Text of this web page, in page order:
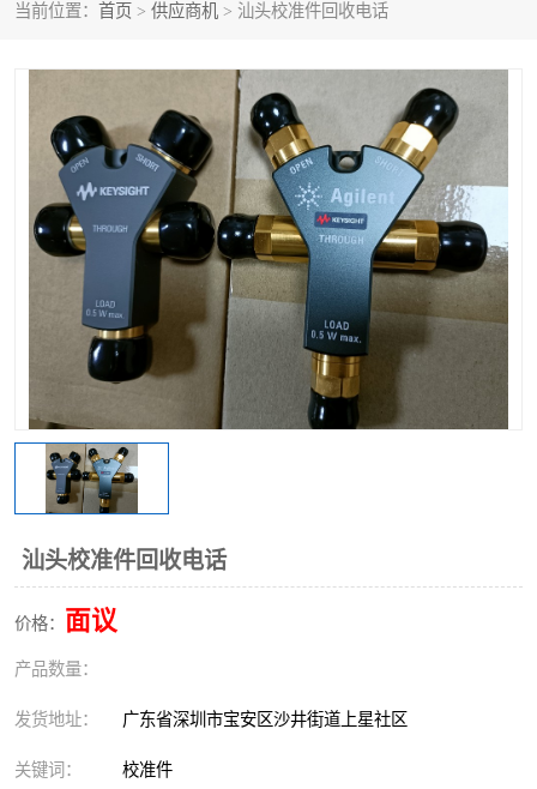
当前位置： 首页 > 供应商机 > 汕头校准件回收电话
汕头校准件回收电话
价格： 面议
产品数量：
发货地址： 广东省深圳市宝安区沙井街道上星社区
关键词： 校准件